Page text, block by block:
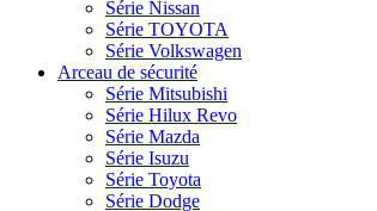
Série Nissan
Série TOYOTA
Série Volkswagen
Arceau de sécurité
Série Mitsubishi
Série Hilux Revo
Série Mazda
Série Isuzu
Série Toyota
Série Dodge